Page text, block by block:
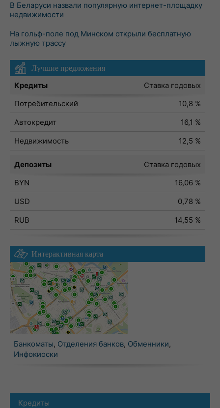
В Беларуси назвали популярную интернет-площадку
недвижимости
На гольф-поле под Минском открыли бесплатную
лыжную трассу
Лучшие предложения
Кредиты
Ставка годовых
Потребительский
10,8 %
Автокредит
16,1 %
Недвижимость
12,5 %
Депозиты
Ставка годовых
BYN
16,06 %
USD
0,78 %
RUB
14,55 %
Интерактивная карта
Банкоматы, Отделения банков, Обменники,
Инфокиоски
Кредиты